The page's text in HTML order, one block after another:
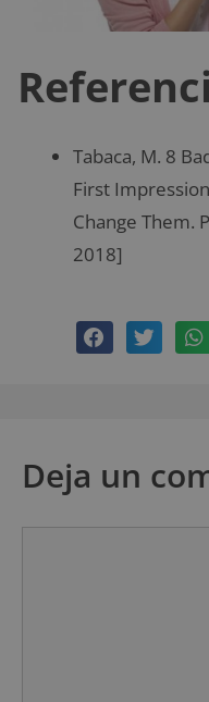
Tabaca, M. 8
First
Change Them.
2018]
Deja un